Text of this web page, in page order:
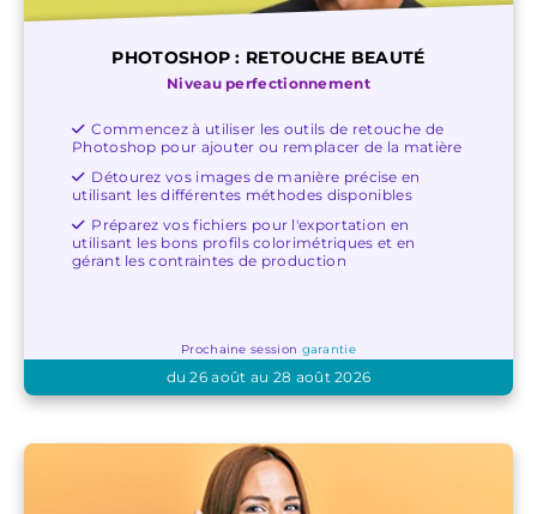
PHOTOSHOP : RETOUCHE BEAUTÉ
Niveau perfectionnement
Commencez à utiliser les outils de retouche de
Photoshop pour ajouter ou remplacer de la matière
Détourez vos images de manière précise en
utilisant les différentes méthodes disponibles
Préparez vos fichiers pour l'exportation en
utilisant les bons profils colorimétriques et en
gérant les contraintes de production
Prochaine session garantie
du 26 août au 28 août 2026